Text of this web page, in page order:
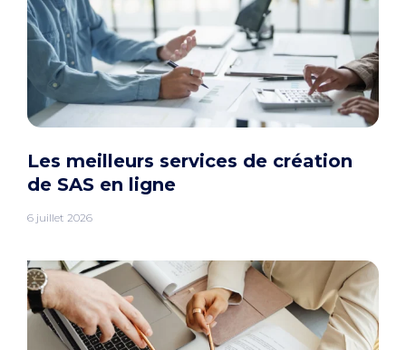
Les meilleurs services de création
de SAS en ligne
6 juillet 2026